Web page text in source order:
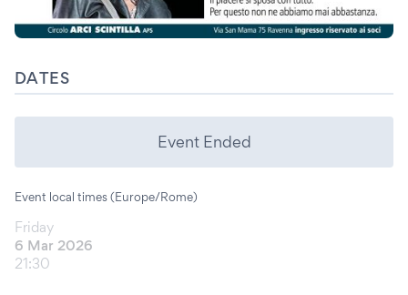
DATES
Event Ended
Event local times (Europe/Rome)
Friday
6 Mar 2026
21:30